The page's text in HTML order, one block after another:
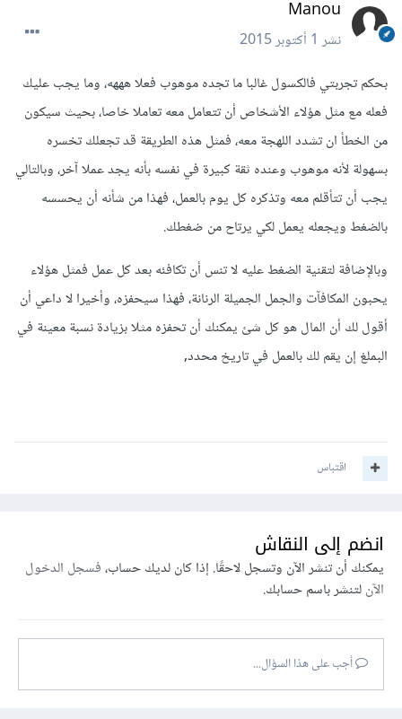
Manou
نشر1 أكتوبر 2015
بحكم تجربتي فالكسول غالبا ما تجده موهوب فعلا هههه، وما يجب عليك
فعله مع مثل هؤلاء الأشخاص أن تتعامل معه تعاملا خاصا، بحيث سيكون
من الخطأ ان تشدد اللهجة معه، فمثل هذه الطريقة قد تجعلك تخسره
بسهولة لأنه موهوب وعنده ثقة كبيرة في نفسه بأنه يجد عملا آخر، وبالتالي
يجب أن تتأقلم معه وتذكره كل يوم بالعمل، فهذا من شأنه أن يحسسه
بالضغط ويجعله يعمل لكي يرتاح من ضغطك.
وبالإضافة لتقنية الضغط عليه لا تنس أن تكافئه بعد كل عمل فمثل هؤلاء
يحبون المكافآت والجمل الجميلة الرنانة، فهذا سيحفزه، وأخيرا لا داعي أن
أقول لك أن المال هو كل شئ يمكنك أن تحفزه مثلا بزيادة نسبة معينة في
البملغ إن يقم لك بالعمل في تاريخ محدد,
اقتباس
انضم إلى النقاش
يمكنك أن تنشر الآن وتسجل لاحقًا. إذا كان لديك حساب،فسجل الدخول
الآنلتنشر باسم حسابك.
أجب على هذا السؤال...